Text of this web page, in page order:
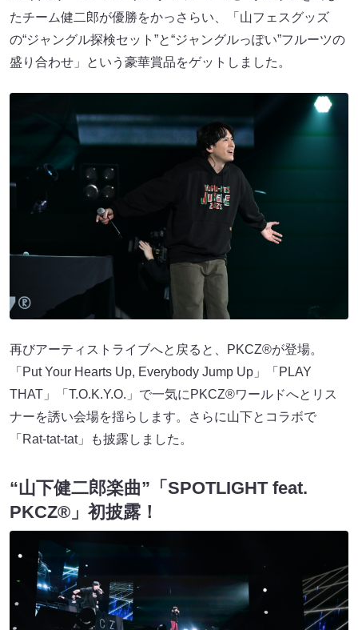
たチーム健二郎が優勝をかっさらい、「山フェスグッズ
の“ジャングル探検セット”と“ジャングルっぽい”フルーツの
盛り合わせ」という豪華賞品をゲットしました。
再びアーティストライブへと戻ると、PKCZ®が登場。
「Put Your Hearts Up, Everybody Jump Up」「PLAY
THAT」「T.O.K.Y.O.」で一気にPKCZ®ワールドへとリス
ナーを誘い会場を揺らします。さらに山下とコラボで
「Rat-tat-tat」も披露しました。
“山下健二郎楽曲”「SPOTLIGHT feat.
PKCZ®」初披露！